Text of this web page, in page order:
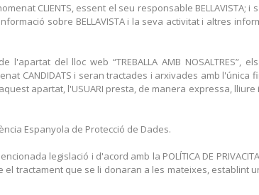
CLIENTS, essent el seu responsable
sobre BELLAVISTA i la seva activitat i altres
del lloc web “TREBALLA AMB NOSALTRES”,
CANDIDATS i seran tractades i arxivades amb
apartat, l'USUARI presta, de manera expressa,
Espanyola de Protecció de Dades.
legislació i d'acord amb la POLÍTICA DE
que se li donaran a les mateixes, establint un